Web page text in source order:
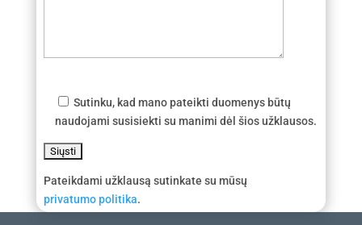
Sutinku, kad mano pateikti duomenys būtų
naudojami susisiekti su manimi dėl šios užklausos.
Pateikdami užklausą sutinkate su mūsų
privatumo politika.